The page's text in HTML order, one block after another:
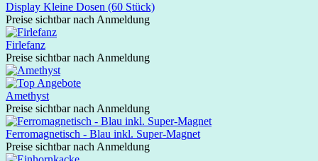
Display Kleine Dosen (60 Stück)
Preise sichtbar nach Anmeldung
Firlefanz
Preise sichtbar nach Anmeldung
Amethyst
Preise sichtbar nach Anmeldung
Ferromagnetisch - Blau inkl. Super-Magnet
Preise sichtbar nach Anmeldung